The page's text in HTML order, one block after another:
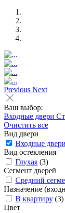
Previous Next
Ваш выбор:
Входные двери
Очистить все
Вид двери
Входные двери
Вид остекления
Глухая (3)
Сегмент дверей
Средний
Назначение
В квартиру (3)
Цвет